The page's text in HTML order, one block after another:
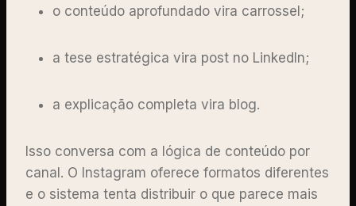
o conteúdo aprofundado vira carrossel;
a tese estratégica vira post no LinkedIn;
a explicação completa vira blog.
Isso conversa com a lógica de conteúdo por
canal. O Instagram oferece formatos diferentes
e o sistema tenta distribuir o que parece mais